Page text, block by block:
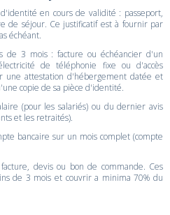
en cours de validité : passeport,
de séjour. Ce justificatif est à fournir par
échéant.
de 3 mois : facture ou échéancier d'un
de téléphonie fixe ou d'accès
une attestation d'hébergement datée et
copie de sa pièce d'identité.
(pour les salariés) ou du dernier avis
et les retraités).
bancaire sur un mois complet (compte
devis ou bon de commande. Ces
de 3 mois et couvrir a minima 70% du